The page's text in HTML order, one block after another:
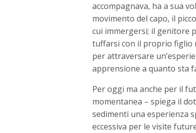
accompagnava, ha a sua
movimento del capo, il
cui immergersi; il genitore
tuffarsi con il proprio figlio
per attraversare
apprensione a quanto sta
Per oggi ma anche per il
momentanea – spiega il
sedimenti una esperienza
eccessiva per le visite